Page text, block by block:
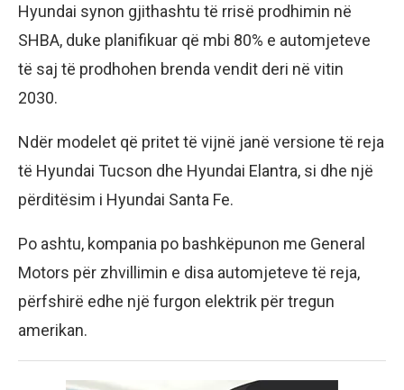
Hyundai synon gjithashtu të rrisë prodhimin në
SHBA, duke planifikuar që mbi 80% e automjeteve
të saj të prodhohen brenda vendit deri në vitin
2030.
Ndër modelet që pritet të vijnë janë versione të reja
të Hyundai Tucson dhe Hyundai Elantra, si dhe një
përditësim i Hyundai Santa Fe.
Po ashtu, kompania po bashkëpunon me General
Motors për zhvillimin e disa automjeteve të reja,
përfshirë edhe një furgon elektrik për tregun
amerikan.